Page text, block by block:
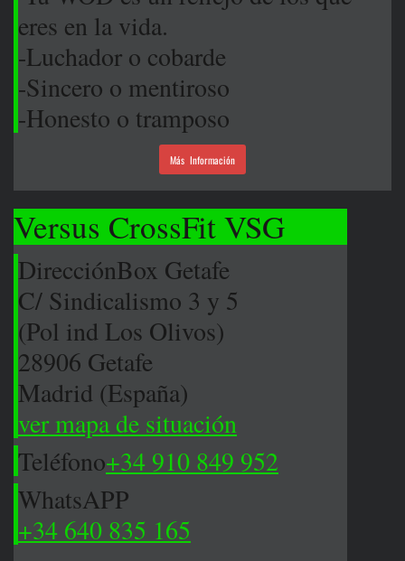
eres en la vida.
-Luchador o cobarde
-Sincero o mentiroso
-Honesto o tramposo
Más Información
Versus CrossFit VSG
DirecciónBox Getafe
C/ Sindicalismo 3 y 5
(Pol ind Los Olivos)
28906 Getafe
Madrid (España)
ver mapa de situación
Teléfono+34 910 849 952
WhatsAPP
+34 640 835 165